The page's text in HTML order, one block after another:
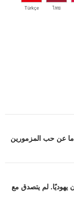
ไทย
Türkçe
ما عن حب المزمورين
يهوديًا. لم يتصدق مع